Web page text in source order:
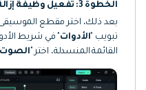
الخطوة 3: تفعيل وظيفة إزالة الصوت الذكي
بعد ذلك، اختر مقطع الموسيقى
تبويب " الأدوات " في شريط
القائمة المنسدلة، اختر " الصوت